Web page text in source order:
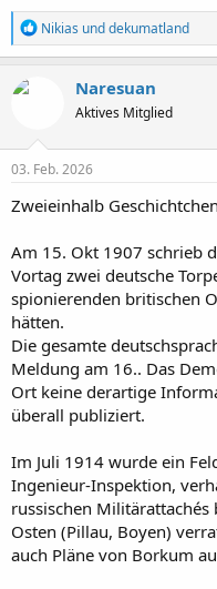
R
e
a
n
e
:
Nikias unddekumatland
Naresuan
Aktives Mitglied
03. Feb. 2026
Zweieinhalb
Am 15. Okt 1907 schrieb
Vortag zwei deutsche
spionierenden britischen
hätten.
Die gesamte
Meldung am 16.. Das
Ort keine derartige
überall publiziert.
Im Juli 1914 wurde ein
Ingenieur-Inspektion,
russischen Militärattachés
Osten (Pillau, Boyen)
auch Pläne von Borkum